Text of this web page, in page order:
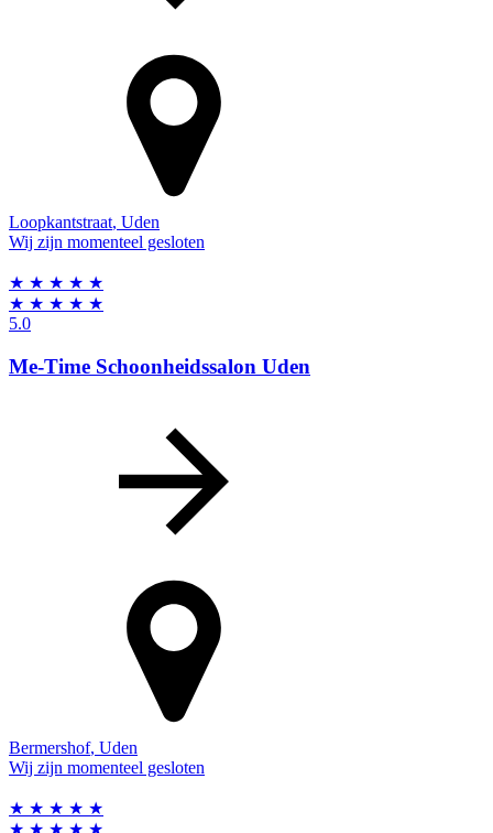
Loopkantstraat, Uden
Wij zijn momenteel gesloten
★ ★ ★ ★ ★
★ ★ ★ ★ ★
5.0
Me-Time Schoonheidssalon Uden
Bermershof, Uden
Wij zijn momenteel gesloten
★ ★ ★ ★ ★